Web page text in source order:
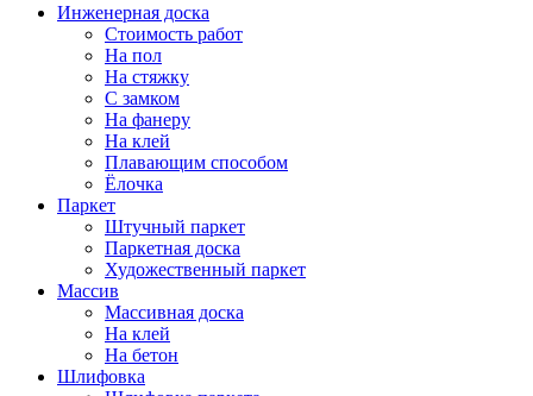
Инженерная доска
Стоимость работ
На пол
На стяжку
С замком
На фанеру
Hа клей
Плавающим способом
Ёлочка
Паркет
Штучный паркет
Паркетная доска
Художественный паркет
Массив
Массивная доска
На клей
На бетон
Шлифовка